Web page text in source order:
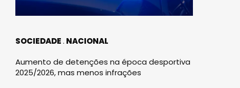
SOCIEDADE NACIONAL
Aumento de detenções na época desportiva
2025/2026, mas menos infrações